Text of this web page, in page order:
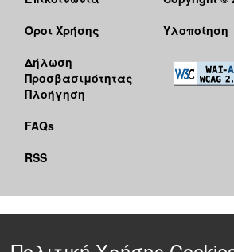
Όροι Χρήσης
Δήλωση
Προσβασιμότητας
Πλοήγηση
FAQs
RSS
Υλοποίηση